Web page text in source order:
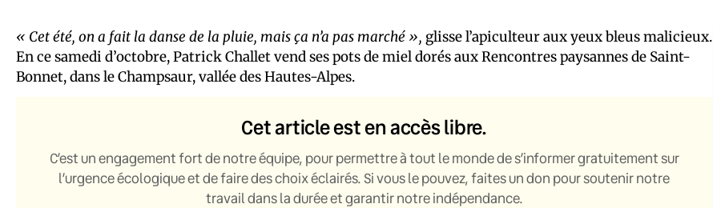
« Cet été, on a fait la danse de la pluie, mais ça n’a pas marché », glisse l’apiculteur aux yeux bleus malicieux.
En ce samedi d’octobre, Patrick Challet vend ses pots de miel dorés aux Rencontres paysannes de Saint-
Bonnet, dans le Champsaur, vallée des Hautes-Alpes.
Cet article est en accès libre.
C’est un engagement fort de notre équipe, pour permettre à tout le monde de s’informer gratuitement sur
l’urgence écologique et de faire des choix éclairés. Si vous le pouvez, faites un don pour soutenir notre
travail dans la durée et garantir notre indépendance.